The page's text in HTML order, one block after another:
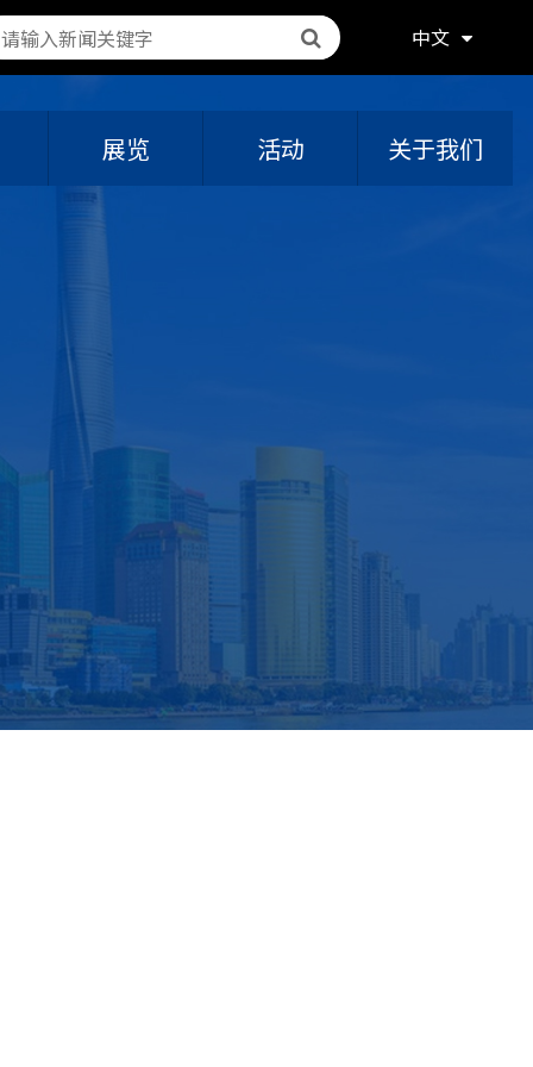
中文
展览 活动 关于我们